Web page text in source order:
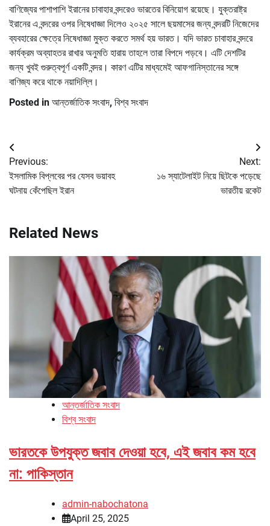
বাণিজ্যের পাশাপাশি ইরানের চাবাহার বন্দরেও ভারতের বিনিয়োগ রয়েছে। যুক্তরাষ্ট্র
ইরানের এ বন্দরের ওপর নিষেধাজ্ঞা দিলেও ২০২৫ সালে ছয়মাসের জন্য বন্দরটি নিজেদের
ব্যবহারের ক্ষেত্রে নিষেধাজ্ঞা মুক্ত করতে সমর্থ হয় ভারত। যদি ভারত চাবাহার বন্দরে
কার্যক্রম অব্যাহতর রাখার অনুমতি হারায় তাহলে তারা বিপদে পড়বে। এটি দেশটির
জন্য খুবই গুরুত্বপূর্ণ একটি বন্দর। কারণ এটির মাধ্যমেই আফগানিস্তানের সঙ্গে
বাণিজ্য করে থাকে নয়াদিল্লি।
Posted in আন্তর্জাতিক সংবাদ, বিশ্ব সংবাদ
Post
navigation
Previous:
ইসলামিক বিপ্লবের পর যেসব ভয়াবহ
ঘটনায় কেঁপেছিল ইরান
Next:
১৬ স্যাটেলাইট নিয়ে ছিটকে পড়েছে
ভারতীয় রকেট
Related News
আন্তর্জাতিক সংবাদ
বিশ্ব সংবাদ
ভারতকে উপযুক্ত জবাব দেওয়া হবে, এই জবাব কম হবে
না: পাকিস্তান
admin-nabochatona
April 25, 2025